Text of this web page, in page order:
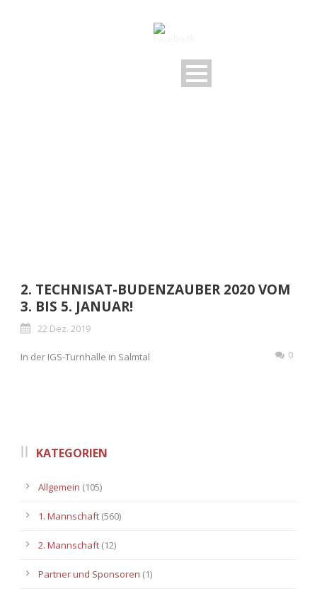
2. TECHNISAT-BUDENZAUBER 2020 VOM
3. BIS 5. JANUAR!
22 Dez. 2019
In der IGS-Turnhalle in Salmtal 0
KATEGORIEN
Allgemein (105)
1. Mannschaft (560)
2. Mannschaft (12)
Partner und Sponsoren (1)